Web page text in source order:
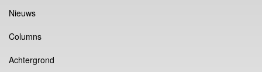
Nieuws
Columns
Achtergrond